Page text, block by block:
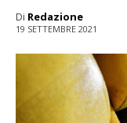
Di Redazione
19 SETTEMBRE 2021